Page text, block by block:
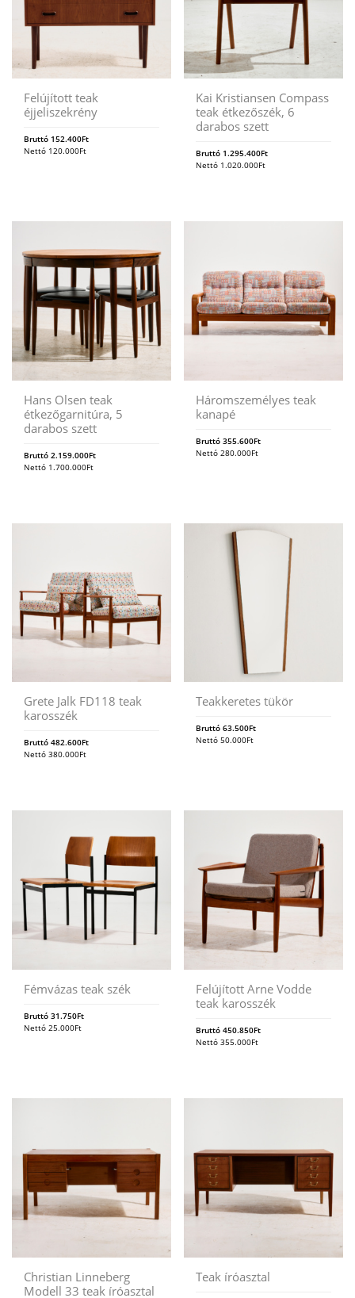
Felújított teak
éjjeliszekrény
Bruttó 152.400Ft
Nettó 120.000Ft
Kai Kristiansen Compass
teak étkezőszék, 6
darabos szett
Bruttó 1.295.400Ft
Nettó 1.020.000Ft
Hans Olsen teak
étkezőgarnitúra, 5
darabos szett
Bruttó 2.159.000Ft
Nettó 1.700.000Ft
Háromszemélyes teak
kanapé
Bruttó355.600Ft
Nettó280.000Ft
Grete Jalk FD118 teak
karosszék
Bruttó 482.600Ft
Nettó 380.000Ft
Teakkeretes tükör
Bruttó63.500Ft
Nettó50.000Ft
Fémvázas teak szék
Bruttó 31.750Ft
Nettó 25.000Ft
Felújított Arne Vodde
teak karosszék
Bruttó450.850Ft
Nettó355.000Ft
Christian Linneberg
Modell 33 teak íróasztal
Teak íróasztal